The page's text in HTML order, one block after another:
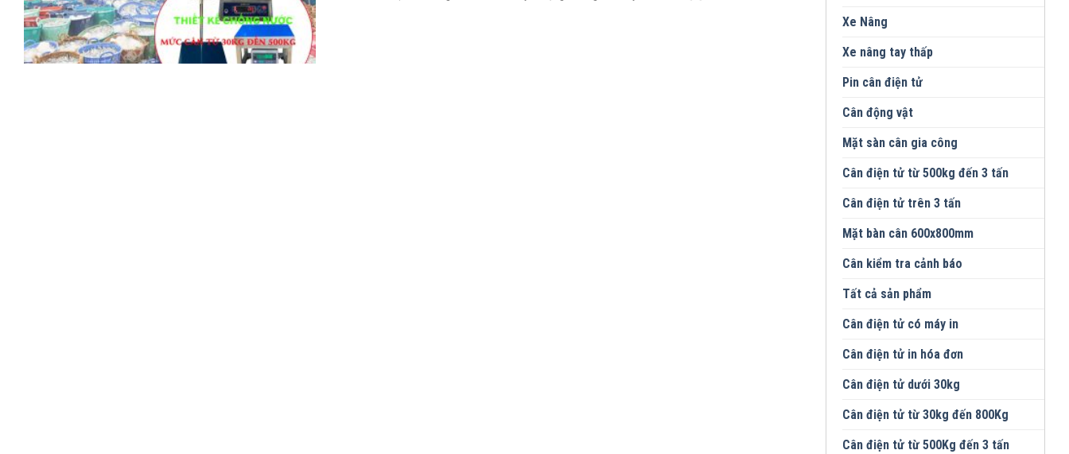
Xe Nâng
Xe nâng tay thấp
Pin cân điện tử
Cân động vật
Mặt sàn cân gia công
Cân điện tử từ 500kg đến 3 tấn
Cân điện tử trên 3 tấn
Mặt bàn cân 600x800mm
Cân kiểm tra cảnh báo
Tất cả sản phẩm
Cân điện tử có máy in
Cân điện tử in hóa đơn
Cân điện tử dưới 30kg
Cân điện tử từ 30kg đến 800Kg
Cân điện tử từ 500Kg đến 3 tấn